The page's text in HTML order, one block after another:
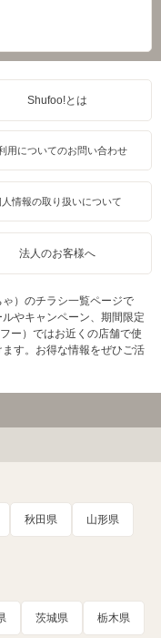
Shufoo!とは
用についてのお問い合わせ
人情報の取り扱いについて
法人のお客様へ
）のチラシ一覧ページで
やキャンペーン、期間限定
ー）ではお近くの店舗で使
す。お得な情報をぜひご活
秋田県 山形県
茨城県 栃木県